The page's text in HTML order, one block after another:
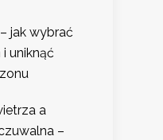
jak wybrać
uniknąć
a
–